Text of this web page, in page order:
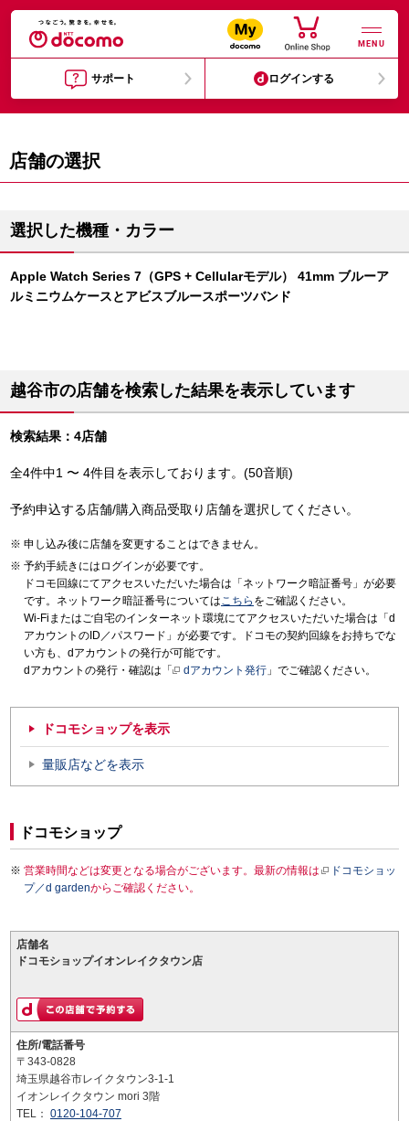
MENU
サポート ログインする
店舗の選択
選択した機種・カラー
Apple Watch Series 7（GPS + Cellularモデル） 41mm ブルーア
ルミニウムケースとアビスブルースポーツバンド
越谷市の店舗を検索した結果を表示しています
検索結果：4店舗
全4件中1 〜 4件目を表示しております。(50音順)
予約申込する店舗/購入商品受取り店舗を選択してください。
申し込み後に店舗を変更することはできません。
予約手続きにはログインが必要です。
ドコモ回線にてアクセスいただいた場合は「ネットワーク暗証番号」が必要
です。ネットワーク暗証番号についてはこちら をご確認ください。
Wi-Fiまたはご自宅のインターネット環境にてアクセスいただいた場合は「d
アカウントのID／パスワード」が必要です。ドコモの契約回線をお持ちでな
い方も、dアカウントの発行が可能です。
dアカウントの発行・確認は「
dアカウント発行 」でご確認ください。
ドコモショップを表示
量販店などを表示
ドコモショップ
営業時間などは変更となる場合がございます。最新の情報は
ドコモショッ
プ／d gardenからご確認ください。
店舗名
ドコモショップイオンレイクタウン店
住所/電話番号
〒343-0828
埼玉県越谷市レイクタウン3-1-1
イオンレイクタウン mori 3階
TEL： 0120-104-707